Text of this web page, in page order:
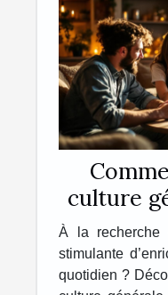
culture
enrichir
À la recherche
stimulante
quotidien ?